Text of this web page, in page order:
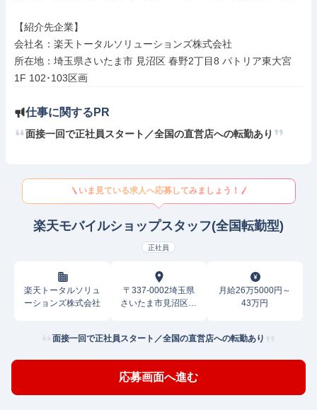
【紹介先企業】
会社名：楽天トータルソリューションズ株式会社
所在地：埼玉県さいたま市 見沼区 春野2丁目8 パトリア東大宮
1F 102･103区画
仕事に関するPR
面接一回で正社員スタート／全国の直営店への転勤あり
いま見ている求人へ応募してみましょう！
楽天モバイルショップスタッフ(全国転勤型)
正社員
楽天トータルソリュ
ーションズ株式会社
〒337-0002埼玉県
さいたま市見沼区春
月給26万5000円～
43万円
面接一回で正社員スタート／全国の直営店への転勤あり
応募画面へ進む